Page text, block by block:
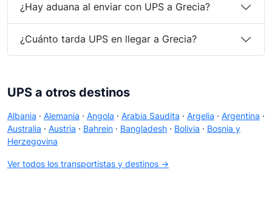
¿Hay aduana al enviar con UPS a Grecia?
¿Cuánto tarda UPS en llegar a Grecia?
UPS a otros destinos
Albania · Alemania · Angola · Arabia Saudita · Argelia · Argentina ·
Australia · Austria · Bahrein · Bangladesh · Bolivia · Bosnia y
Herzegovina
Ver todos los transportistas y destinos →